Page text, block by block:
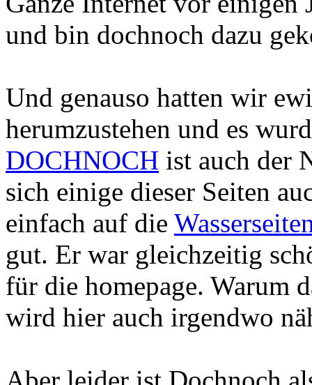
und bin dochnoch dazu
Und genauso hatten wir
herumzustehen und es
DOCHNOCH ist auch der
sich einige dieser Seiten
einfach auf die
gut. Er war gleichzeitig
für die homepage. Warum
wird hier auch irgendwo